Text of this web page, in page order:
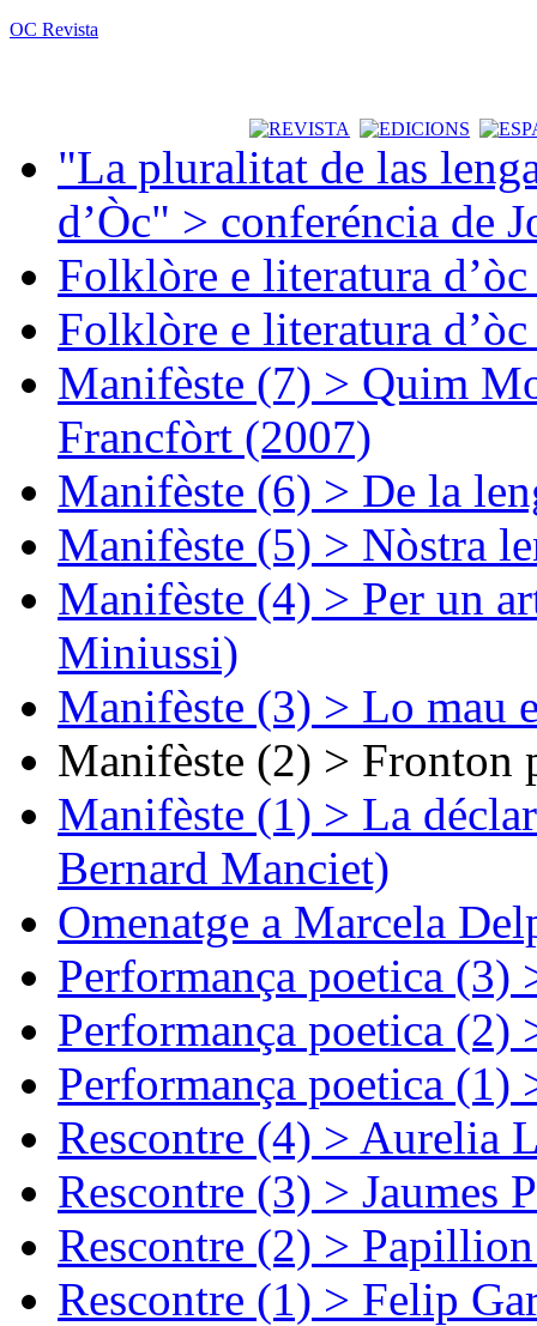
OC Revista
"La pluralitat de las
d’Òc" > conferéncia de
Folklòre e literatura
Folklòre e literatura
Manifèste (7) > Quim
Francfòrt (2007)
Manifèste (6) > De la
Manifèste (5) > Nòstra
Manifèste (4) > Per un
Miniussi)
Manifèste (3) > Lo mau
Manifèste (2) > Fronton
Manifèste (1) > La
Bernard Manciet)
Omenatge a Marcela
Performança poetica (3)
Performança poetica (2)
Performança poetica (1)
Rescontre (4) > Aurelia
Rescontre (3) > Jaumes
Rescontre (2) >
Rescontre (1) > Felip